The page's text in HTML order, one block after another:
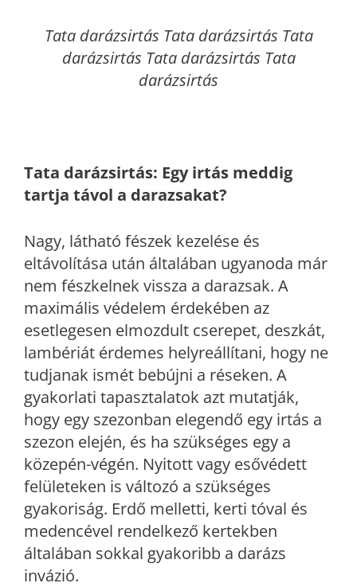
Tatadarázsirtás Tata darázsirtás Tata
darázsirtás Tata darázsirtás Tata
darázsirtás
Tata darázsirtás: Egy irtás meddig
tartja távol a darazsakat?
Nagy, látható fészek kezelése és
eltávolítása után általában ugyanoda már
nem fészkelnek vissza a darazsak. A
maximális védelem érdekében az
esetlegesen elmozdult cserepet, deszkát,
lambériát érdemes helyreállítani, hogy ne
tudjanak ismét bebújni a réseken. A
gyakorlati tapasztalatok azt mutatják,
hogy egy szezonban elegendő egy irtás a
szezon elején, és ha szükséges egy a
közepén-végén. Nyitott vagy esővédett
felületeken is változó a szükséges
gyakoriság. Erdő melletti, kerti tóval és
medencével rendelkező kertekben
általában sokkal gyakoribb a darázs
invázió.